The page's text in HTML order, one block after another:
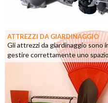
ATTREZZI DA GIARDINAGGIO
Gli attrezzi da giardinaggio sono
gestire correttamente uno